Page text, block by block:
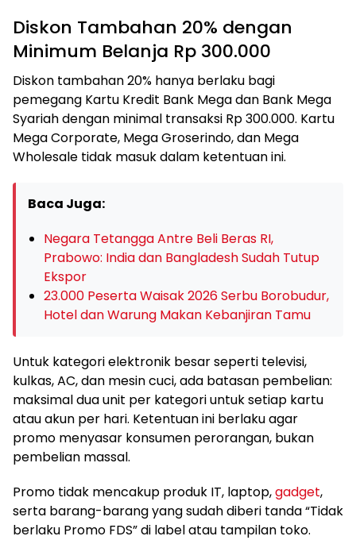
Diskon Tambahan 20% dengan
Minimum Belanja Rp 300.000
Diskon tambahan 20% hanya berlaku bagi
pemegang Kartu Kredit Bank Mega dan Bank Mega
Syariah dengan minimal transaksi Rp 300.000. Kartu
Mega Corporate, Mega Groserindo, dan Mega
Wholesale tidak masuk dalam ketentuan ini.
Baca Juga:
Negara Tetangga Antre Beli Beras RI,
Prabowo: India dan Bangladesh Sudah Tutup
Ekspor
23.000 Peserta Waisak 2026 Serbu Borobudur,
Hotel dan Warung Makan Kebanjiran Tamu
Untuk kategori elektronik besar seperti televisi,
kulkas, AC, dan mesin cuci, ada batasan pembelian:
maksimal dua unit per kategori untuk setiap kartu
atau akun per hari. Ketentuan ini berlaku agar
promo menyasar konsumen perorangan, bukan
pembelian massal.
Promo tidak mencakup produk IT, laptop,gadget,
serta barang-barang yang sudah diberi tanda “Tidak
berlaku Promo FDS” di label atau tampilan toko.